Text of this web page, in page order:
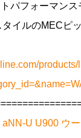
パフォーマン
イルのMECピ
products/
U U900 ウ